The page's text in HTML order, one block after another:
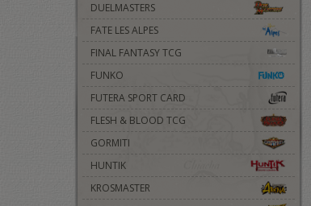
DUELMASTERS
FATE LES ALPES
FINAL FANTASY TCG
FUNKO
FUTERA SPORT CARD
FLESH & BLOOD TCG
GORMITI
HUNTIK
KROSMASTER